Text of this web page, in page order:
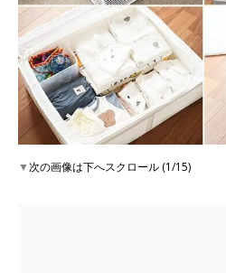
▼次の画像は下へスクロール (1/15)